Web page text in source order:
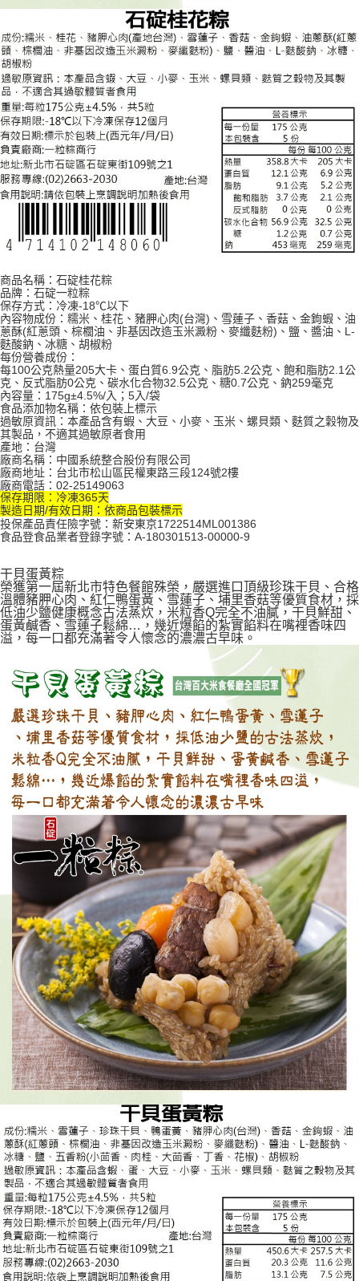
商品名稱：石碇桂花粽
品牌：石碇一粒粽
保存方式：冷凍-18℃以下
內容物成份：糯米、桂花、豬胛心肉(台灣)、雪蓮子、香菇、金鉤蝦、油
蔥酥(紅蔥頭、棕櫚油、非基因改造玉米澱粉、麥纖麩粉)、鹽、醬油、L-
麩酸鈉、冰糖、胡椒粉
每份營養成份：
每100公克熱量205大卡、蛋白質6.9公克、脂肪5.2公克、飽和脂肪2.1公
克、反式脂肪0公克、碳水化合物32.5公克、糖0.7公克、鈉259毫克
內容量：175g±4.5%/入；5入/袋
食品添加物名稱：依包裝上標示
過敏原資訊：本產品含有蝦、大豆、小麥、玉米、螺貝類、麩質之穀物及
其製品，不適其過敏原者食用
產地：台灣
廠商名稱：中國系統整合股份有限公司
廠商地址：台北市松山區民權東路三段124號2樓
廠商電話：02-25149063
保存期限：冷凍365天
製造日期/有效日期：依商品包裝標示
投保產品責任險字號：新安東京1722514ML001386
食品登食品業者登錄字號：A-180301513-00000-9
干貝蛋黃粽
榮獲第一屆新北市特色餐館殊榮，嚴選進口頂級珍珠干貝、合格
溫體豬胛心肉、紅仁鴨蛋黃、雪蓮子、埔里香菇等優質食材，採
低油少鹽健康概念古法蒸炊，米粒香Q完全不油膩，干貝鮮甜、
蛋黃鹹香、雪蓮子鬆綿…，幾近爆餡的紮實餡料在嘴裡香味四
溢，每一口都充滿著令人懷念的濃濃古早味。